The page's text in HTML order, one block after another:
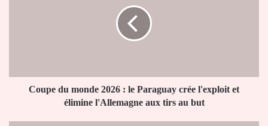
l'exploit
Coupe du monde 2026 : le Paraguay crée l'exploit et
élimine l'Allemagne aux tirs au but